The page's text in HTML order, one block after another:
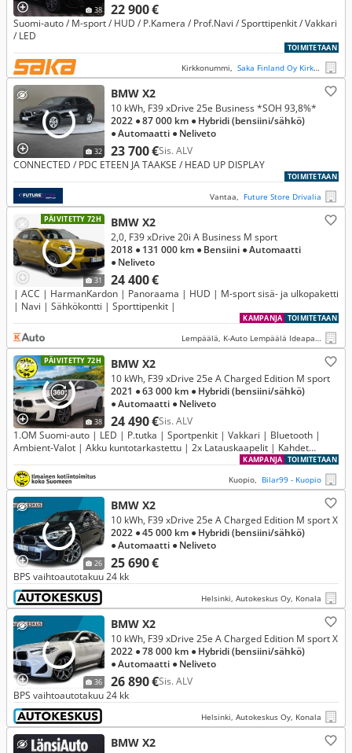
38 22 900 €
Suomi-auto / M-sport / HUD / P.Kamera / Prof.Navi / Sporttipenkit / Vakkari
/ LED
TOIMITETAAN
Kirkkonummi, Saka Finland Oy Kirkkonummi
32
BMW X2
23 700 €Sis. ALV
10 kWh, F39 xDrive 25e Business *SOH 93,8%*
2022 ● 87 000 km ● Hybridi (bensiini/sähkö)
● Automaatti ● Neliveto
CONNECTED / PDC ETEEN JA TAAKSE / HEAD UP DISPLAY
TOIMITETAAN
Vantaa, Future Store Drivalia
PÄIVITETTY 72H
31
BMW X2
24 400 €
2,0, F39 xDrive 20i A Business M sport
2018 ● 131 000 km ● Bensiini ● Automaatti
● Neliveto
| ACC | HarmanKardon | Panoraama | HUD | M-sport sisä- ja ulkopaketti
| Navi | Sähkökontti | Sporttipenkit |
TOIMITETAAN
KAMPANJA
Lempäälä, K-Auto Lempäälä Ideapark
PÄIVITETTY 72H
38
BMW X2
24 490 €Sis. ALV
10 kWh, F39 xDrive 25e A Charged Edition M sport
2021 ● 63 000 km ● Hybridi (bensiini/sähkö)
● Automaatti ● Neliveto
1.OM Suomi-auto | LED | P.tutka | Sportpenkit | Vakkari | Bluetooth |
Ambient-Valot | Akku kuntotarkastettu | 2x Latauskaapelit | Kahdet
TOIMITETAAN
KAMPANJA
Kuopio, Bilar99 - Kuopio
26
BMW X2
25 690 €
10 kWh, F39 xDrive 25e A Charged Edition M sport X
2022 ● 45 000 km ● Hybridi (bensiini/sähkö)
● Automaatti ● Neliveto
BPS vaihtoautotakuu 24 kk
Helsinki, Autokeskus Oy, Konala
36
BMW X2
26 890 €Sis. ALV
10 kWh, F39 xDrive 25e A Charged Edition M sport X
2022 ● 78 000 km ● Hybridi (bensiini/sähkö)
● Automaatti ● Neliveto
BPS vaihtoautotakuu 24 kk
Helsinki, Autokeskus Oy, Konala
BMW X2